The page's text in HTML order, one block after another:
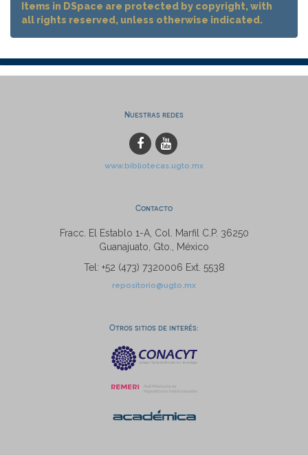
Items in DSpace are protected by copyright, with
all rights reserved, unless otherwise indicated.
Nuestras redes
www.bibliotecas.ugto.mx
Contacto
Fracc. El Establo 1-A, Col. Marfil C.P. 36250
Guanajuato, Gto., México
Tel: +52 (473) 7320006 Ext. 5538
repositorio@ugto.mx
Otros sitios de interés: